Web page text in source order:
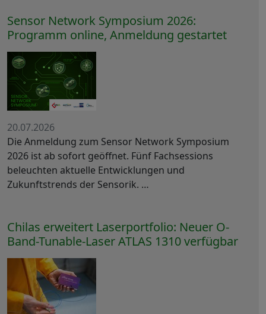
Sensor Network Symposium 2026:
Programm online, Anmeldung gestartet
20.07.2026
Die Anmeldung zum Sensor Network Symposium
2026 ist ab sofort geöffnet. Fünf Fachsessions
beleuchten aktuelle Entwicklungen und
Zukunftstrends der Sensorik. …
Chilas erweitert Laserportfolio: Neuer O-
Band-Tunable-Laser ATLAS 1310 verfügbar